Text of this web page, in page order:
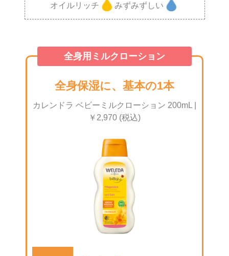
オイルリッチ
みずみずしい
全身用ミルクローション
全身保湿に、基本の1本
カレンドラ ベビーミルクローション 200mL |
￥2,970 (税込)